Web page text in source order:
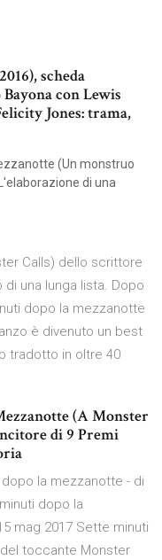
scheda
con Lewis
Jones: trama,
(Un monstruo
di una
Calls) dello scrittore
di una lunga lista. Dopo
dopo la mezzanotte
è divenuto un best
tradotto in oltre 40
(A Monster
di 9 Premi
la mezzanotte - di
dopo la
mag 2017 Sette minuti
toccante Monster